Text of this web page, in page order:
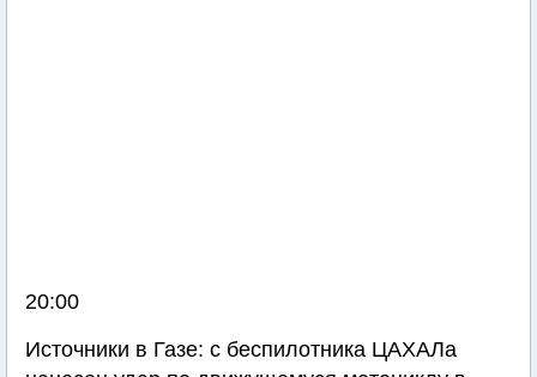
20:00
Источники в Газе: с беспилотника ЦАХАЛа